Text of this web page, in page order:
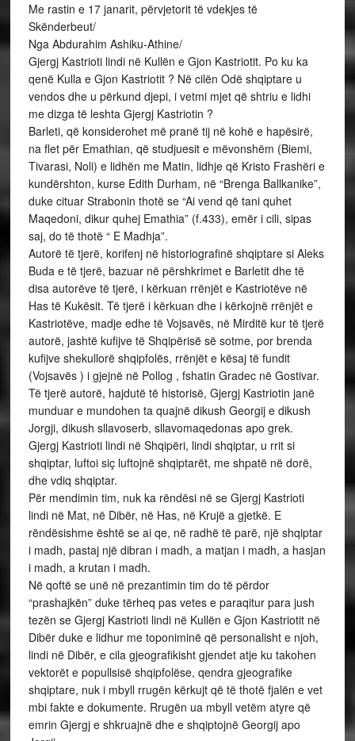
Me rastin e 17 janarit, përvjetorit të vdekjes të
Skënderbeut/
Nga Abdurahim Ashiku-Athine/
Gjergj Kastrioti lindi në Kullën e Gjon Kastriotit. Po ku ka
qenë Kulla e Gjon Kastriotit ? Në cilën Odë shqiptare u
vendos dhe u përkund djepi, i vetmi mjet që shtriu e lidhi
me dizga të leshta Gjergj Kastriotin ?
Barleti, që konsiderohet më pranë tij në kohë e hapësirë,
na flet për Emathian, që studjuesit e mëvonshëm (Biemi,
Tivarasi, Noli) e lidhën me Matin, lidhje që Kristo Frashëri e
kundërshton, kurse Edith Durham, në “Brenga Ballkanike”,
duke cituar Strabonin thotë se “Ai vend që tani quhet
Maqedoni, dikur quhej Emathia” (f.433), emër i cili, sipas
saj, do të thotë “ E Madhja”.
Autorë të tjerë, korifenj në historiografinë shqiptare si Aleks
Buda e të tjerë, bazuar në përshkrimet e Barletit dhe të
disa autorëve të tjerë, i kërkuan rrënjët e Kastriotëve në
Has të Kukësit. Të tjerë i kërkuan dhe i kërkojnë rrënjët e
Kastriotëve, madje edhe të Vojsavës, në Mirditë kur të tjerë
autorë, jashtë kufijve të Shqipërisë së sotme, por brenda
kufijve shekullorë shqipfolës, rrënjët e kësaj të fundit
(Vojsavës ) i gjejnë në Pollog , fshatin Gradec në Gostivar.
Të tjerë autorë, hajdutë të historisë, Gjergj Kastriotin janë
munduar e mundohen ta quajnë dikush Georgij e dikush
Jorgji, dikush sllavoserb, sllavomaqedonas apo grek.
Gjergj Kastrioti lindi në Shqipëri, lindi shqiptar, u rrit si
shqiptar, luftoi siç luftojnë shqiptarët, me shpatë në dorë,
dhe vdiq shqiptar.
Për mendimin tim, nuk ka rëndësi në se Gjergj Kastrioti
lindi në Mat, në Dibër, në Has, në Krujë a gjetkë. E
rëndësishme është se ai qe, në radhë të parë, një shqiptar
i madh, pastaj një dibran i madh, a matjan i madh, a hasjan
i madh, a krutan i madh.
Në qoftë se unë në prezantimin tim do të përdor
“prashajkën” duke tërheq pas vetes e paraqitur para jush
tezën se Gjergj Kastrioti lindi në Kullën e Gjon Kastriotit në
Dibër duke e lidhur me toponiminë që personalisht e njoh,
lindi në Dibër, e cila gjeografikisht gjendet atje ku takohen
vektorët e popullsisë shqipfolëse, qendra gjeografike
shqiptare, nuk i mbyll rrugën kërkujt që të thotë fjalën e vet
mbi fakte e dokumente. Rrugën ua mbyll vetëm atyre që
emrin Gjergj e shkruajnë dhe e shqiptojnë Georgij apo